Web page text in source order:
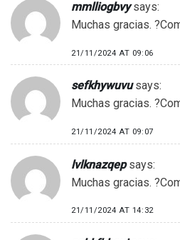
mmlliogbvy says:
Muchas gracias.
21/11/2024 AT 09:06
sefkhywuvu says:
Muchas gracias.
21/11/2024 AT 09:07
lvlknazqep says:
Muchas gracias.
21/11/2024 AT 14:32